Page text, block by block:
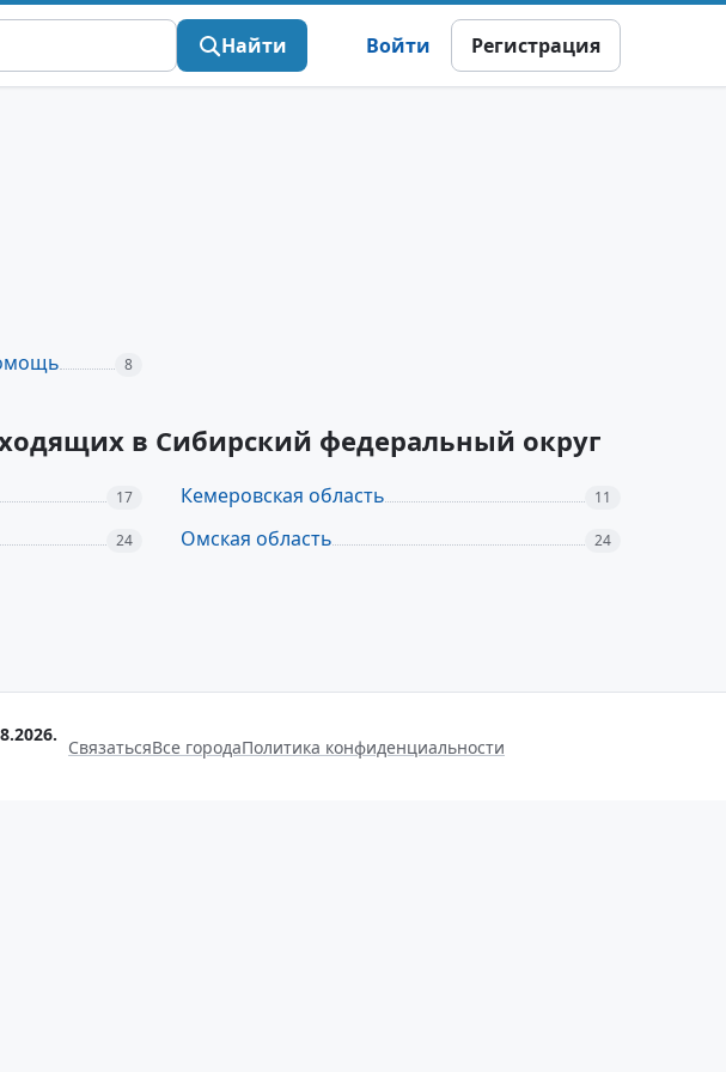
Найти Войти Регистрация
8
в Сибирский федеральный округ
17 Кемеровская область 11
24 Омская область 24
СвязатьсяВсе городаПолитика конфиденциальности